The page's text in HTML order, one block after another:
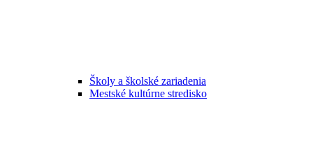
Školy a školské zariadenia
Mestské kultúrne stredisko